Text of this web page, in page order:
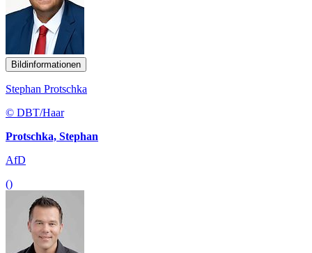
Bildinformationen
Stephan Protschka
© DBT/Haar
Protschka, Stephan
AfD
()